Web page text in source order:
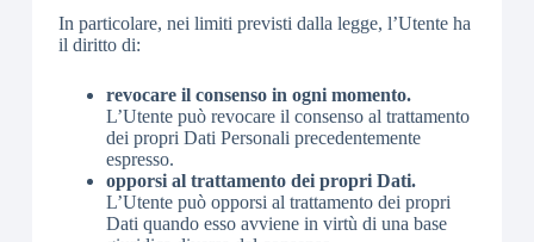
In particolare, nei limiti previsti dalla legge, l’Utente ha
il diritto di:
revocare il consenso in ogni momento.
L’Utente può revocare il consenso al trattamento
dei propri Dati Personali precedentemente
espresso.
opporsi al trattamento dei propri Dati.
L’Utente può opporsi al trattamento dei propri
Dati quando esso avviene in virtù di una base